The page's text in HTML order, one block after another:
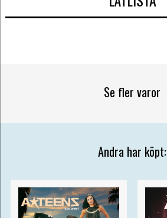
Se fler varor
Andra har köpt: